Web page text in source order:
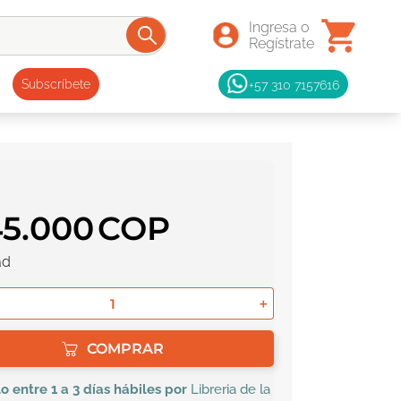
Subscríbete +57 310 7157616
.000
＋
COMPRAR
entre 1 a 3 días hábiles por Libreria de la